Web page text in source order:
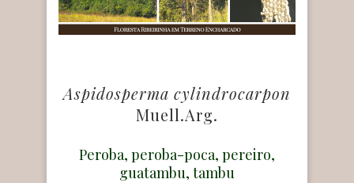
Aspidosperma cylindrocarpon
Muell.Arg.
Peroba, peroba-poca, pereiro,
guatambu, tambu